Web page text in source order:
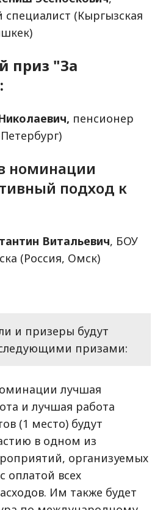
(Кыргызская
приз "За
пенсионер
номинации
подход к
Витальевич, БОУ
(Россия, Омск)
и призеры будут
призами:
лучшая
и лучшая работа
(1 место) будут
в одном из
организуемых
оплатой всех
Им также будет